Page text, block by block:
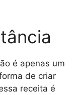
é apenas um
de criar
receita é